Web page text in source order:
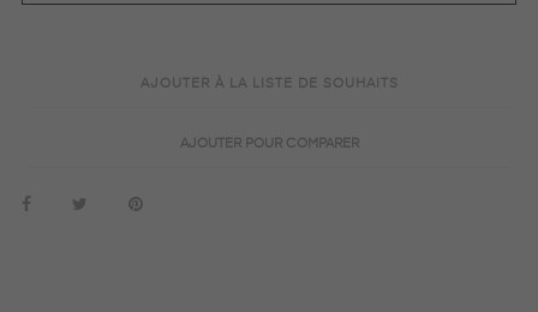
AJOUTER À LA LISTE DE SOUHAITS
AJOUTER POUR COMPARER